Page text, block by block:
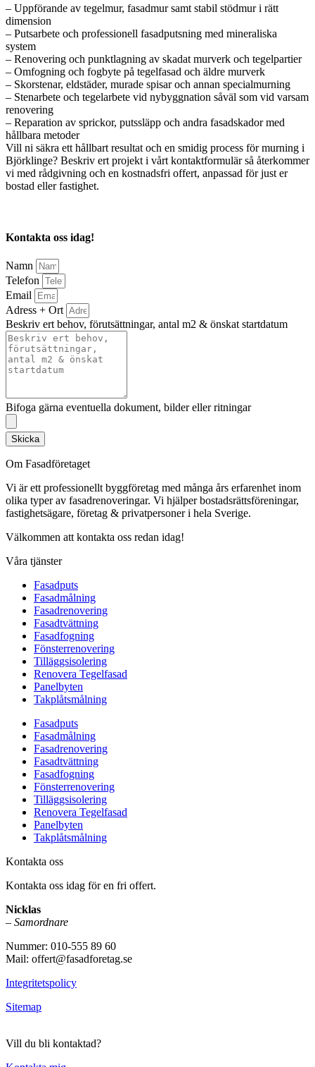
– Uppförande av tegelmur, fasadmur samt stabil stödmur i rätt
dimension
– Putsarbete och professionell fasadputsning med mineraliska
system
– Renovering och punktlagning av skadat murverk och tegelpartier
– Omfogning och fogbyte på tegelfasad och äldre murverk
– Skorstenar, eldstäder, murade spisar och annan specialmurning
– Stenarbete och tegelarbete vid nybyggnation såväl som vid varsam
renovering
– Reparation av sprickor, putssläpp och andra fasadskador med
hållbara metoder
Vill ni säkra ett hållbart resultat och en smidig process för murning i
Björklinge? Beskriv ert projekt i vårt kontaktformulär så återkommer
vi med rådgivning och en kostnadsfri offert, anpassad för just er
bostad eller fastighet.
Kontakta oss idag!
Namn
Telefon
Email
Adress + Ort
Beskriv ert behov, förutsättningar, antal m2 & önskat startdatum
Bifoga gärna eventuella dokument, bilder eller ritningar
Skicka
Om Fasadföretaget
Vi är ett professionellt byggföretag med många års erfarenhet inom
olika typer av fasadrenoveringar. Vi hjälper bostadsrättsföreningar,
fastighetsägare, företag & privatpersoner i hela Sverige.
Välkommen att kontakta oss redan idag!
Våra tjänster
Fasadputs
Fasadmålning
Fasadrenovering
Fasadtvättning
Fasadfogning
Fönsterrenovering
Tilläggsisolering
Renovera Tegelfasad
Panelbyten
Takplåtsmålning
Fasadputs
Fasadmålning
Fasadrenovering
Fasadtvättning
Fasadfogning
Fönsterrenovering
Tilläggsisolering
Renovera Tegelfasad
Panelbyten
Takplåtsmålning
Kontakta oss
Kontakta oss idag för en fri offert.
Nicklas
– Samordnare
Nummer: 010-555 89 60
Mail: offert@fasadforetag.se
Integritetspolicy
Sitemap
Vill du bli kontaktad?